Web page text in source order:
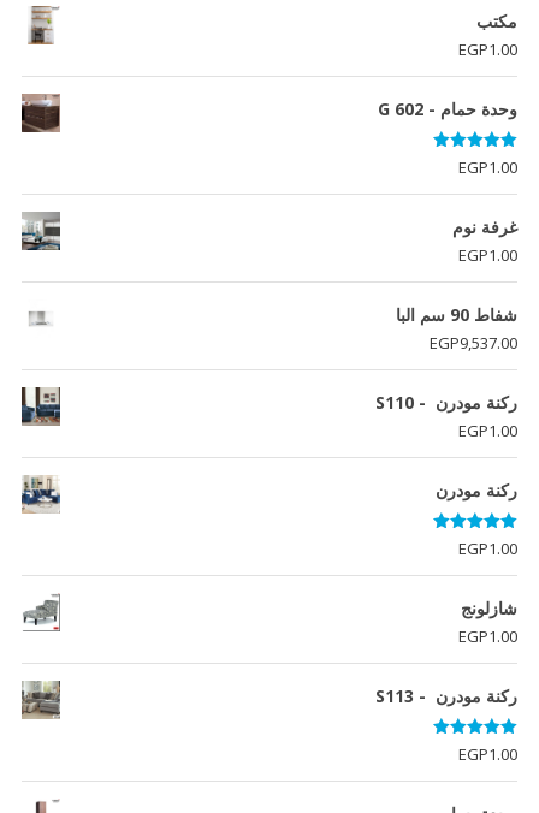
مكتب
EGP1.00
وحدة حمام - G 602
تم التقييم
5.00
من 5
EGP1.00
غرفة نوم
EGP1.00
شفاط 90 سم البا
EGP9,537.00
ركنة مودرن - S110
EGP1.00
ركنة مودرن
تم التقييم
5.00
من 5
EGP1.00
شازلونج
EGP1.00
ركنة مودرن - S113
تم التقييم
5.00
من 5
EGP1.00